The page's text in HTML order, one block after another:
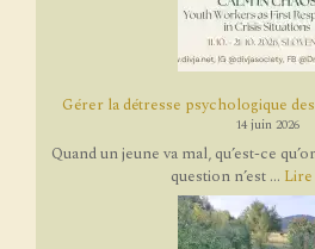
Gérer la détresse psychologique
14 juin 2026
Quand un jeune va mal, qu’est-ce
question n’est ... Lire